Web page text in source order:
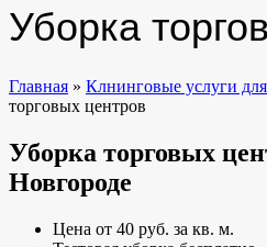
Уборка
Главная » Клнинговые услуги
торговых центров
Уборка торговых
Новгороде
Цена от 40 руб. за кв. м.